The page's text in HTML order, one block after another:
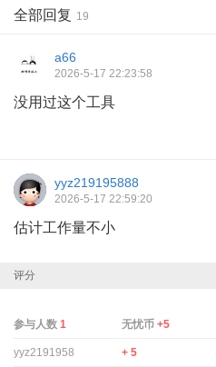
全部回复 19
a66
2026-5-17 22:23:58
没用过这个工具
yyz219195888
2026-5-17 22:59:20
估计工作量不小
评分
参与人数 1 无忧币+5
yyz2191958 + 5